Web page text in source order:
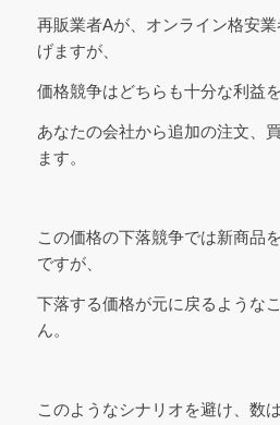
再販業者Aが、オンライン格安
げますが、
価格競争はどちらも十分な利益
あなたの会社から追加の注文、
ます。
この価格の下落競争では新商品
ですが、
下落する価格が元に戻るような
ん。
このようなシナリオを避け、数